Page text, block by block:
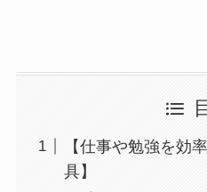
【仕事や勉強を効
具】